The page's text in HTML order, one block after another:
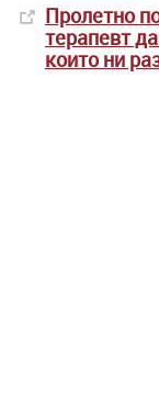
Пролетно
терапевт
които ни